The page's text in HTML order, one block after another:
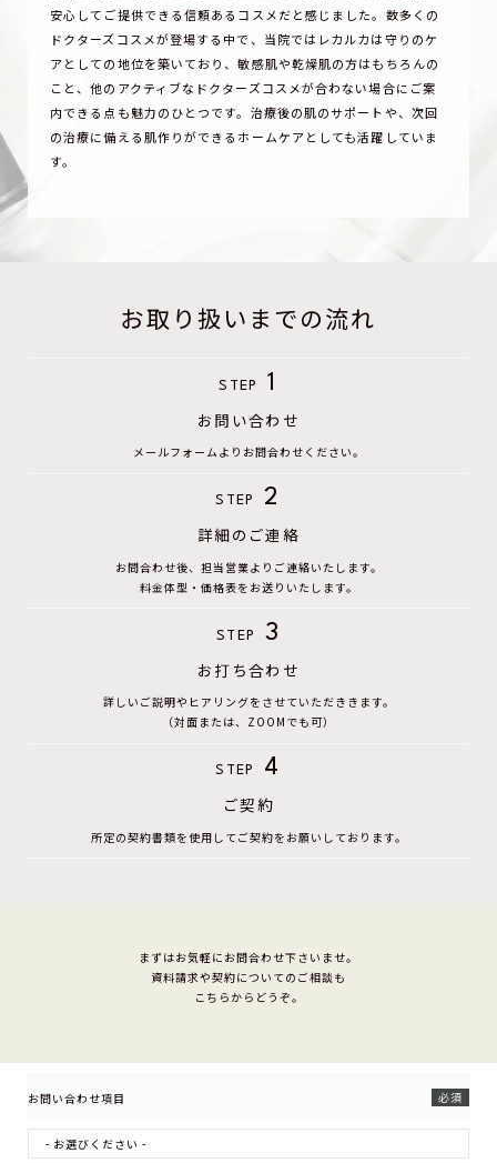
安心してご提供できる信頼あるコスメだと感じました。数多くの
ドクターズコスメが登場する中で、当院ではレカルカは守りのケ
アとしての地位を築いており、敏感肌や乾燥肌の方はもちろんの
こと、他のアクティブなドクターズコスメが合わない場合にご案
内できる点も魅力のひとつです。治療後の肌のサポートや、次回
の治療に備える肌作りができるホームケアとしても活躍していま
す。
お取り扱いまでの流れ
STEP 1
お問い合わせ
メールフォームよりお問合わせください。
STEP 2
詳細のご連絡
お問合わせ後、担当営業よりご連絡いたします。
料金体型・価格表をお送りいたします。
STEP 3
お打ち合わせ
詳しいご説明やヒアリングをさせていただききます。
（対面または、ZOOMでも可）
STEP 4
ご契約
所定の契約書類を使用してご契約をお願いしております。
まずはお気軽にお問合わせ下さいませ。
資料請求や契約についてのご相談も
こちらからどうぞ。
お問い合わせ項目 必須